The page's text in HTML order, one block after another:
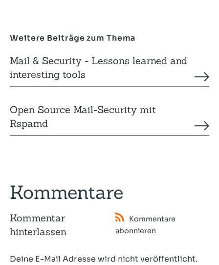
Weitere Beiträge zum Thema
Mail & Security - Lessons learned and
interesting tools
Open Source Mail-Security mit
Rspamd
Kommentare
Kommentar
hinterlassen
Kommentare
abonnieren
Deine E-Mail Adresse wird nicht veröffentlicht.